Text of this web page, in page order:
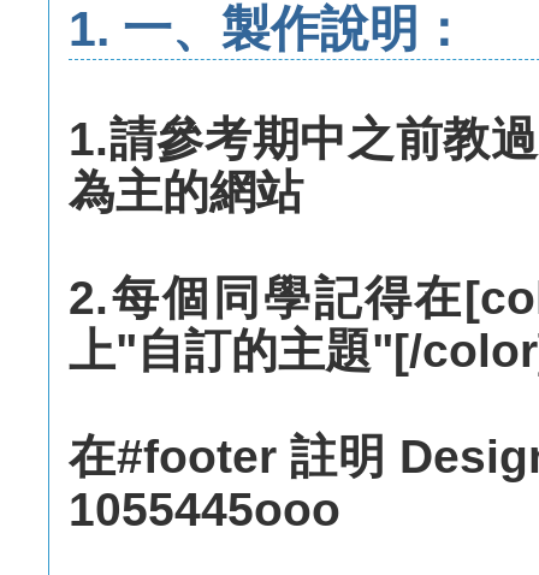
1. 一、製作說明：
1.請參考期中之前教
為主的網站
2.每個同學記得在
上"自訂的主題"[/
在#footer 註明
1055445ooo